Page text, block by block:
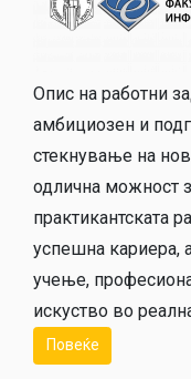
Опис на работни
амбициозен и
стекнување на
одлична можност
практикантската
успешна кариера,
учење,
искуство во
Повеќе